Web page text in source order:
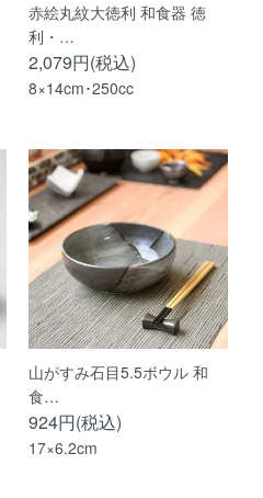
赤絵丸紋大徳利 和食器 徳
利・…
2,079円(税込)
8×14cm･250cc
山がすみ石目5.5ボウル 和
食…
924円(税込)
17×6.2cm